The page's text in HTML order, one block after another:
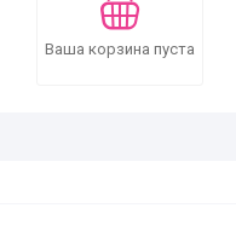
Ваша корзина пуста